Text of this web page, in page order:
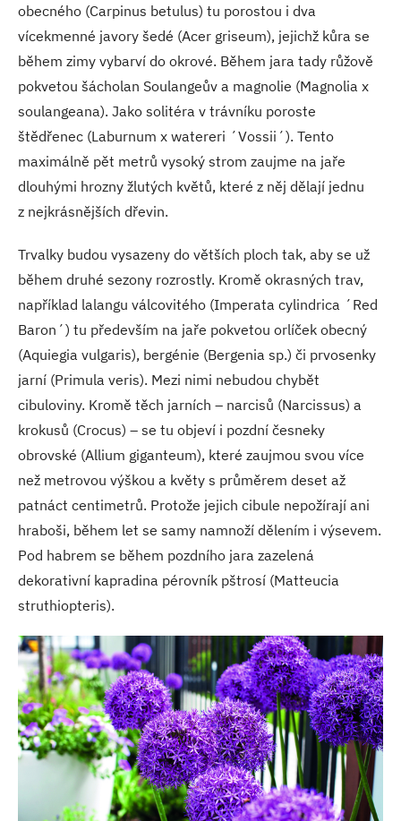
obecného (Carpinus betulus) tu porostou i dva
vícekmenné javory šedé (Acer griseum), jejichž kůra se
během zimy vybarví do okrové. Během jara tady růžově
pokvetou šácholan Soulangeův a magnolie (Magnolia x
soulangeana). Jako solitéra v trávníku poroste
štědřenec (Laburnum x watereri ´Vossii´). Tento
maximálně pět metrů vysoký strom zaujme na jaře
dlouhými hrozny žlutých květů, které z něj dělají jednu
z nejkrásnějších dřevin.
Trvalky budou vysazeny do větších ploch tak, aby se už
během druhé sezony rozrostly. Kromě okrasných trav,
například lalangu válcovitého (Imperata cylindrica ´Red
Baron´) tu především na jaře pokvetou orlíček obecný
(Aquiegia vulgaris), bergénie (Bergenia sp.) či prvosenky
jarní (Primula veris). Mezi nimi nebudou chybět
cibuloviny. Kromě těch jarních – narcisů (Narcissus) a
krokusů (Crocus) – se tu objeví i pozdní česneky
obrovské (Allium giganteum), které zaujmou svou více
než metrovou výškou a květy s průměrem deset až
patnáct centimetrů. Protože jejich cibule nepožírají ani
hraboši, během let se samy namnoží dělením i výsevem.
Pod habrem se během pozdního jara zazelená
dekorativní kapradina pérovník pštrosí (Matteucia
struthiopteris).